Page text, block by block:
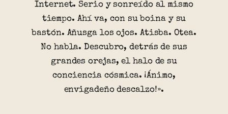
Internet. Serio y sonreído al mismo
tiempo. Ahí va, con su boina y su
bastón. Añusga los ojos. Atisba. Otea.
No habla. Descubro, detrás de sus
grandes orejas, el halo de su
conciencia cósmica. ¡Ánimo,
envigadeño descalzo!».